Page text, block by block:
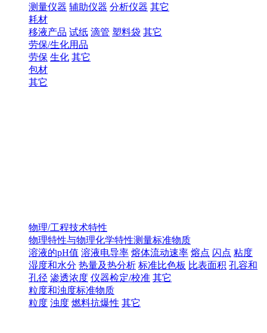
测量仪器 辅助仪器 分析仪器 其它
耗材
移液产品 试纸 滴管 塑料袋 其它
劳保/生化用品
劳保 生化 其它
包材
其它
物理/工程技术特性
物理特性与物理化学特性测量标准物质
溶液的pH值 溶液电导率 熔体流动速率 熔点 闪点 粘度
湿度和水分 热量及热分析 标准比色板 比表面积 孔容和
孔径 渗透浓度 仪器检定/校准 其它
粒度和浊度标准物质
粒度 浊度 燃料抗爆性 其它